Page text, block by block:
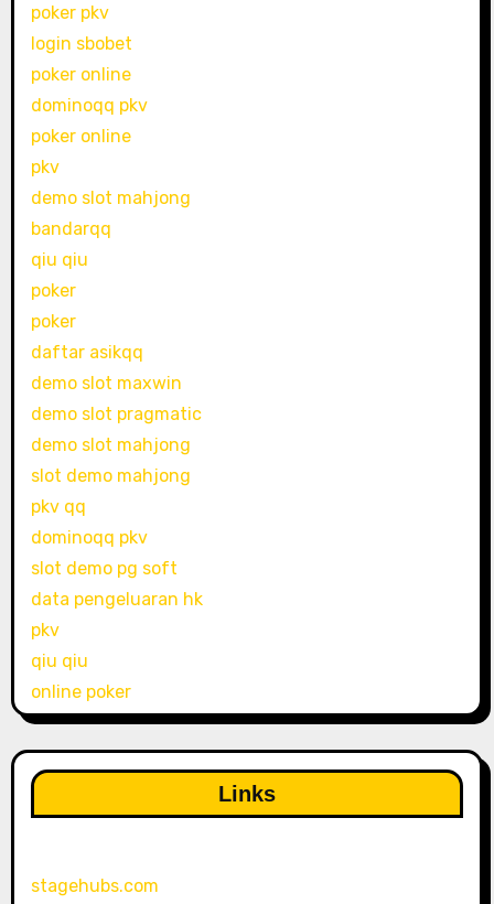
poker pkv
login sbobet
poker online
dominoqq pkv
poker online
pkv
demo slot mahjong
bandarqq
qiu qiu
poker
poker
daftar asikqq
demo slot maxwin
demo slot pragmatic
demo slot mahjong
slot demo mahjong
pkv qq
dominoqq pkv
slot demo pg soft
data pengeluaran hk
pkv
qiu qiu
online poker
Links
stagehubs.com